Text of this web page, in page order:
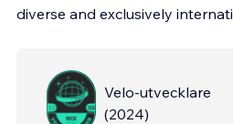
diverse and exclusively internati
Velo-utvecklare
(2024)